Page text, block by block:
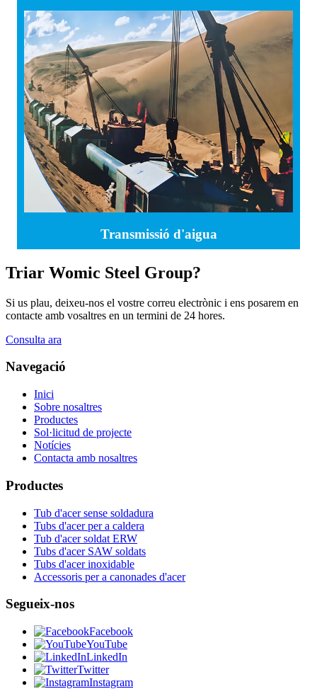
Transmissió d'aigua
Triar Womic Steel Group?
Si us plau, deixeu-nos el vostre correu electrònic i ens posarem en
contacte amb vosaltres en un termini de 24 hores.
Consulta ara
Navegació
Inici
Sobre nosaltres
Productes
Sol·licitud de projecte
Notícies
Contacta amb nosaltres
Productes
Tub d'acer sense soldadura
Tubs d'acer per a caldera
Tub d'acer soldat ERW
Tubs d'acer SAW soldats
Tubs d'acer inoxidable
Accessoris per a canonades d'acer
Segueix-nos
Facebook
YouTube
LinkedIn
Twitter
Instagram